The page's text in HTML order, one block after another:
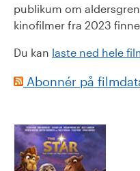
publikum om
kinofilmer fra 2023
Du kan laste ned hele
Abonnér på